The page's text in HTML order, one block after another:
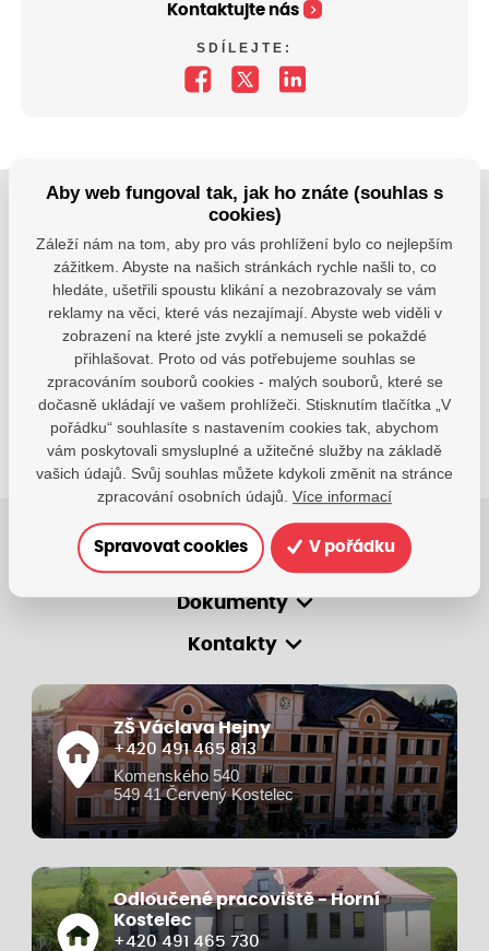
Kontaktujte nás
SDÍLEJTE:
Jsme tu pro Vaše děti.
Jsme k dispozici, pokud potřebujete pomoci.
zsvhejny@zsvhejny.cz
+420 491 465 813
po-pá: 7:30 - 15:30 hod.
O škole
Dokumenty
Kontakty
ZŠ Václava Hejny
+420 491 465 813
Komenského 540
549 41 Červený Kostelec
Odloučené pracoviště - Horní
Kostelec
+420 491 465 730
Aby web fungoval tak, jak ho znáte (souhlas s
cookies)
Záleží nám na tom, aby pro vás prohlížení bylo co nejlepším
zážitkem. Abyste na našich stránkách rychle našli to, co
hledáte, ušetřili spoustu klikání a nezobrazovaly se vám
reklamy na věci, které vás nezajímají. Abyste web viděli v
zobrazení na které jste zvyklí a nemuseli se pokaždé
přihlašovat. Proto od vás potřebujeme souhlas se
zpracováním souborů cookies - malých souborů, které se
dočasně ukládají ve vašem prohlížeči. Stisknutím tlačítka „V
pořádku“ souhlasíte s nastavením cookies tak, abychom
vám poskytovali smysluplné a užitečné služby na základě
vašich údajů. Svůj souhlas můžete kdykoli změnit na stránce
zpracování osobních údajů. Více informací
Spravovat cookies V pořádku